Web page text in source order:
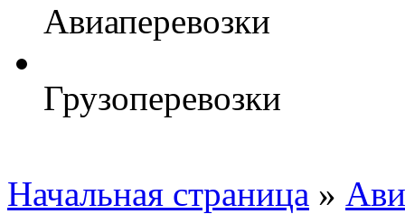
Авиаперевозки
Грузоперевозки
Начальная страница »